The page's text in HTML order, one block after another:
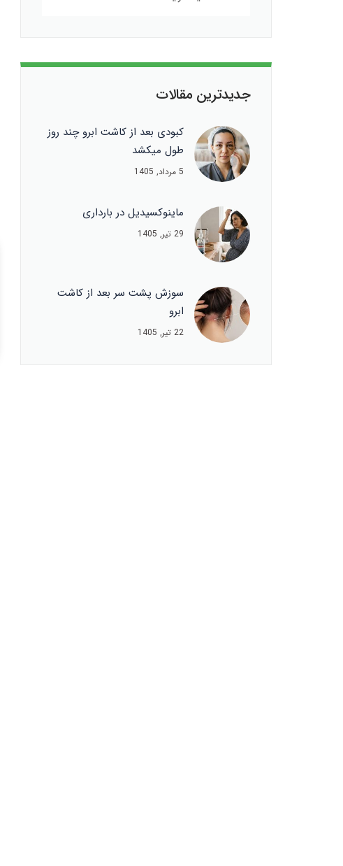
جدیدترین مقالات
کبودی بعد از کاشت ابرو چند روز
طول میکشد
5 مرداد, 1405
ماینوکسیدیل در بارداری
29 تیر, 1405
سوزش پشت سر بعد از کاشت
ابرو
22 تیر, 1405